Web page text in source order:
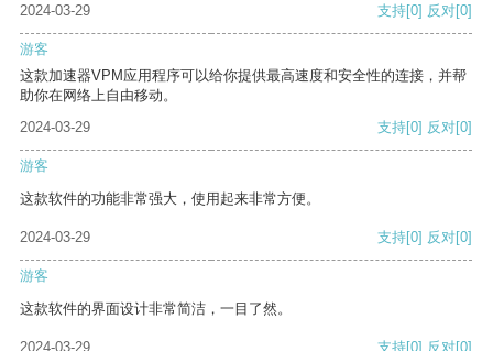
2024-03-29 支持[0] 反对[0]
游客
这款加速器VPM应用程序可以给你提供最高速度和安全性的连接，并帮
助你在网络上自由移动。
2024-03-29
支持[0] 反对[0]
游客
这款软件的功能非常强大，使用起来非常方便。
2024-03-29 支持[0] 反对[0]
游客
这款软件的界面设计非常简洁，一目了然。
2024-03-29 支持[0] 反对[0]